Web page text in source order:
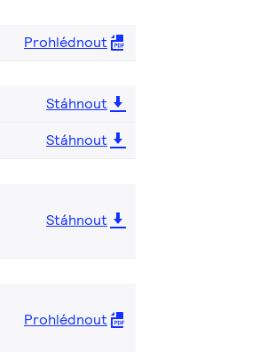
Prohlédnout
Stáhnout
Stáhnout
Stáhnout
Prohlédnout